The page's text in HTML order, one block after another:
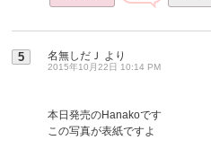
5 名無しだＪ より
2015年10月22日 10:14 PM
本日発売のHanakoです
この写真が表紙ですよ